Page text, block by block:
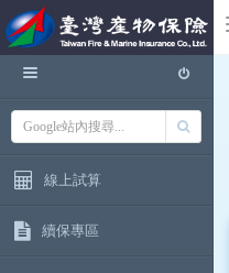
線上試算
續保專區